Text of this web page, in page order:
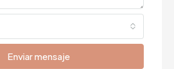
Enviar mensaje